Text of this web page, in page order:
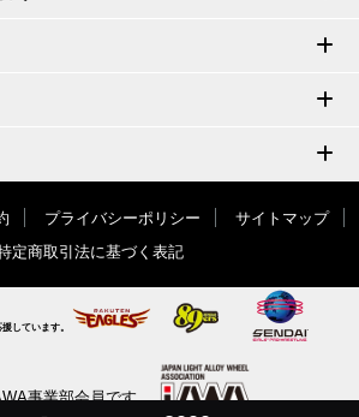
プライバシーポリシー
サイトマップ
定商取引法に基づく表記
しています。
事業部会員です